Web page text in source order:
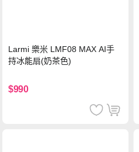
Larmi 樂米 LMF08 MAX AI手
持冰能扇(奶茶色)
$990